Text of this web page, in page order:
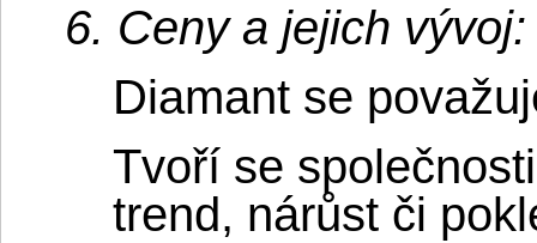
6. Ceny a jejich vývoj:
Diamant se
Tvoří se
trend, nárůst či